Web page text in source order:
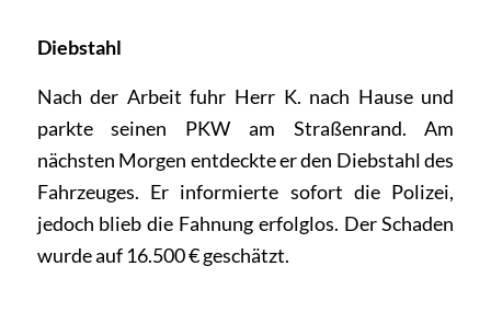
Diebstahl
Nach der Arbeit fuhr Herr K. nach Hause und
parkte seinen PKW am Straßenrand. Am
nächsten Morgen entdeckte er den Diebstahl des
Fahrzeuges. Er informierte sofort die Polizei,
jedoch blieb die Fahnung erfolglos. Der Schaden
wurde auf 16.500 € geschätzt.